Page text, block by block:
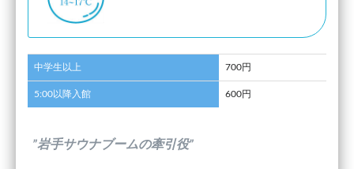
中学生以上 700円
5:00以降入館 600円
”岩手サウナブームの牽引役”